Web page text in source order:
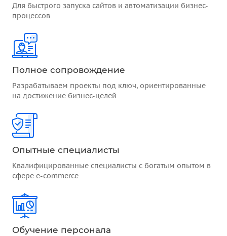
Для быстрого запуска сайтов и автоматизации бизнес-
процессов
Полное сопровождение
Разрабатываем проекты под ключ, ориентированные
на достижение бизнес-целей
Опытные специалисты
Квалифицированные специалисты с богатым опытом в
сфере e-commerce
Обучение персонала